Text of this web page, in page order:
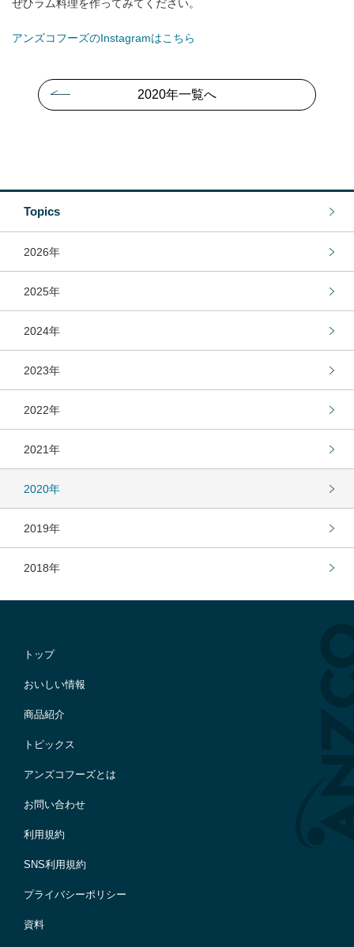
ぜひラム料理を作ってみてください。
アンズコフーズのInstagramはこちら
2020年一覧へ
Topics
2026年
2025年
2024年
2023年
2022年
2021年
2020年
2019年
2018年
トップ
おいしい情報
商品紹介
トピックス
アンズコフーズとは
お問い合わせ
利用規約
SNS利用規約
プライバシーポリシー
資料